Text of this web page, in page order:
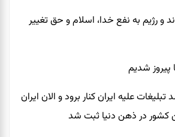
رژیم به نفع خدا، اسلام و حق تغییر
پیروز شدیم
علیه ایران کنار برود و الان ایران
کشور در ذهن دنیا ثبت شد